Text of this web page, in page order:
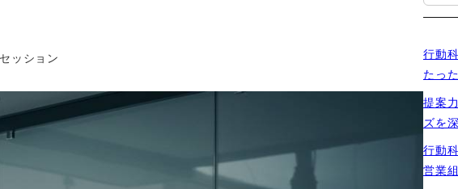
ッション
行動
たっ
提案
ズを
行動
営業